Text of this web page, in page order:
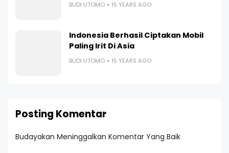
BUDI UTOMO 15 YEARS AGO
Indonesia Berhasil Ciptakan Mobil
Paling Irit Di Asia
BUDI UTOMO 15 YEARS AGO
Posting Komentar
Budayakan Meninggalkan Komentar Yang Baik